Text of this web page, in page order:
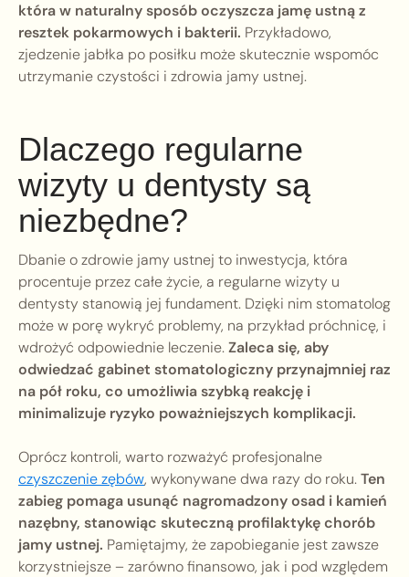
która w naturalny sposób oczyszcza jamę ustną z
resztek pokarmowych i bakterii. Przykładowo,
zjedzenie jabłka po posiłku może skutecznie wspomóc
utrzymanie czystości i zdrowia jamy ustnej.
Dlaczego regularne
wizyty u dentysty są
niezbędne?
Dbanie o zdrowie jamy ustnej to inwestycja, która
procentuje przez całe życie, a regularne wizyty u
dentysty stanowią jej fundament. Dzięki nim stomatolog
może w porę wykryć problemy, na przykład próchnicę, i
wdrożyć odpowiednie leczenie.Zaleca się, aby
odwiedzać gabinet stomatologiczny przynajmniej raz
na pół roku, co umożliwia szybką reakcję i
minimalizuje ryzyko poważniejszych komplikacji.
Oprócz kontroli, warto rozważyć profesjonalne
czyszczenie zębów, wykonywane dwa razy do roku.Ten
zabieg pomaga usunąć nagromadzony osad i kamień
nazębny, stanowiąc skuteczną profilaktykę chorób
jamy ustnej. Pamiętajmy, że zapobieganie jest zawsze
korzystniejsze – zarówno finansowo, jak i pod względem